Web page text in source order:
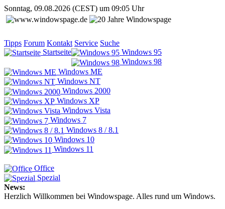
Sonntag, 09.08.2026 (CEST) um 09:05 Uhr
Tipps Forum Kontakt Service Suche
Startseite
Windows 95
Windows 98
Windows ME
Windows NT
Windows 2000
Windows XP
Windows Vista
Windows 7
Windows 8 / 8.1
Windows 10
Windows 11
Office
Spezial
News:
Herzlich Willkommen bei Windowspage. Alles rund um Windows.